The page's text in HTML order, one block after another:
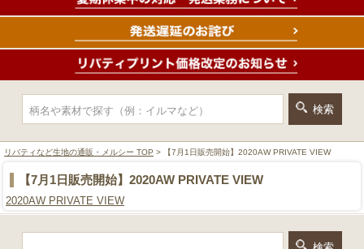
リバティなど生地の通販・メルシー TOP > 【7月1日販売開始】2020AW PRIVATE VIEW
【7月1日販売開始】2020AW PRIVATE VIEW
2020AW PRIVATE VIEW